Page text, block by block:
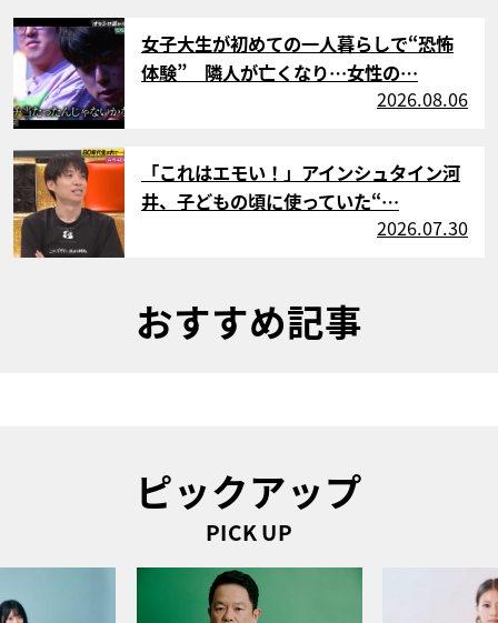
サムネイル
女子大生が初めての一人暮らしで“恐怖
体験” 隣人が亡くなり…女性の…
2026.08.06
サムネイル
「これはエモい！」アインシュタイン河
井、子どもの頃に使っていた“…
2026.07.30
おすすめ記事
ピックアップ
PICK UP